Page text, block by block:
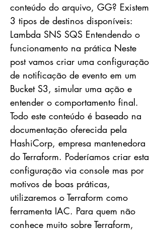
conteúdo do arquivo, GG? Existem
3 tipos de destinos disponíveis:
Lambda SNS SQS Entendendo o
funcionamento na prática Neste
post vamos criar uma configuração
de notificação de evento em um
Bucket S3, simular uma ação e
entender o comportamento final.
Todo este conteúdo é baseado na
documentação oferecida pela
HashiCorp, empresa mantenedora
do Terraform. Poderíamos criar esta
configuração via console mas por
motivos de boas práticas,
utilizaremos o Terraform como
ferramenta IAC. Para quem não
conhece muito sobre Terraform,